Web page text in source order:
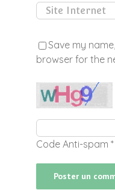
Save my
browser for the
Code Anti-spam *